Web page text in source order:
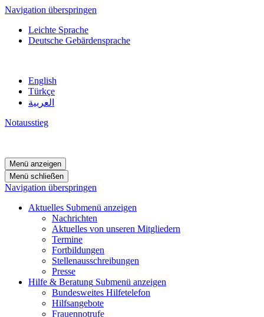
Navigation überspringen
Leichte Sprache
Deutsche Gebärdensprache
English
Türkçe
العربية
Notausstieg
Menü anzeigen
Menü schließen
Navigation überspringen
Aktuelles Submenü anzeigen
Nachrichten
Aktuelles von unseren Mitgliedern
Termine
Fortbildungen
Stellenausschreibungen
Presse
Hilfe & Beratung Submenü anzeigen
Bundesweites Hilfetelefon
Hilfsangebote
Frauennotrufe